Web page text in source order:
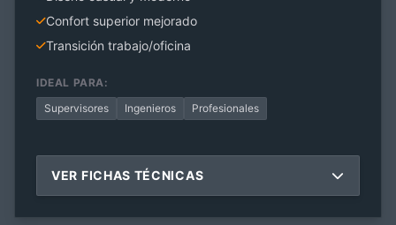
Confort superior mejorado
Transición trabajo/oficina
IDEAL PARA:
Supervisores
Ingenieros Profesionales
VER FICHAS TÉCNICAS